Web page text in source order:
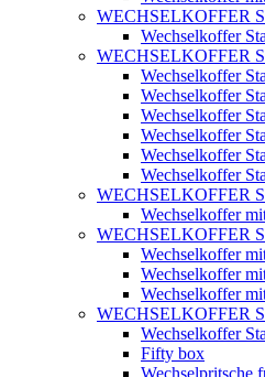
WECHSELKOFFER
Wechselkoffer
WECHSELKOFFER
Wechselkoffer
Wechselkoffer
Wechselkoffer
Wechselkoffer
Wechselkoffer
Wechselkoffer
WECHSELKOFFER
Wechselkoffer
WECHSELKOFFER
Wechselkoffer
Wechselkoffer
Wechselkoffer
WECHSELKOFFER
Wechselkoffer
Fifty box
Wechselpritsche